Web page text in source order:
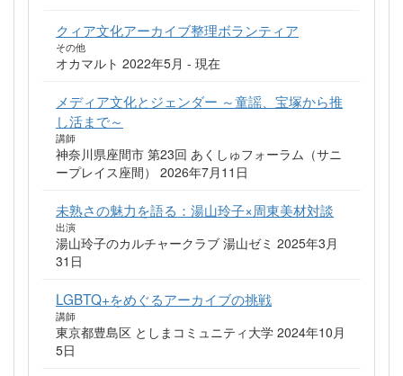
クィア文化アーカイブ整理ボランティア
その他
オカマルト 2022年5月 - 現在
メディア文化とジェンダー ～童謡、宝塚から推
し活まで～
講師
神奈川県座間市 第23回 あくしゅフォーラム（サニ
ープレイス座間） 2026年7月11日
未熟さの魅力を語る：湯山玲子×周東美材対談
出演
湯山玲子のカルチャークラブ 湯山ゼミ 2025年3月
31日
LGBTQ+をめぐるアーカイブの挑戦
講師
東京都豊島区 としまコミュニティ大学 2024年10月
5日